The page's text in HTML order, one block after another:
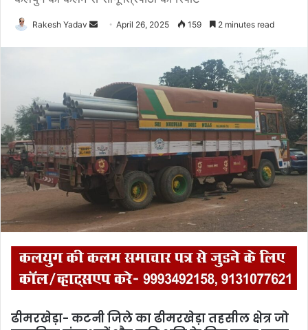
Rakesh Yadav
a
n
e
m
a
i
April 26, 2025 159 2 minutes read
ढीमरखेड़ा- कटनी जिले का ढीमरखेड़ा तहसील क्षेत्र जो